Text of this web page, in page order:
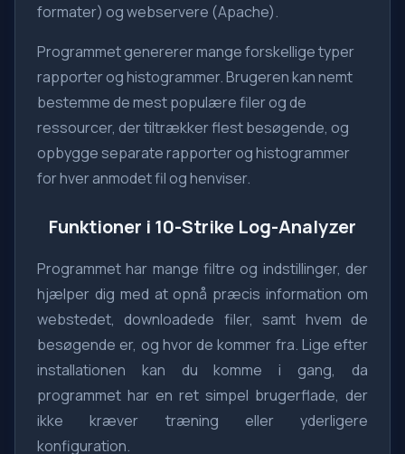
formater) og webservere (Apache).
Programmet genererer mange forskellige typer
rapporter og histogrammer. Brugeren kan nemt
bestemme de mest populære filer og de
ressourcer, der tiltrækker flest besøgende, og
opbygge separate rapporter og histogrammer
for hver anmodet fil og henviser.
Funktioner i 10-Strike Log-Analyzer
Programmet har mange filtre og indstillinger, der
hjælper dig med at opnå præcis information om
webstedet, downloadede filer, samt hvem de
besøgende er, og hvor de kommer fra. Lige efter
installationen kan du komme i gang, da
programmet har en ret simpel brugerflade, der
ikke kræver træning eller yderligere
konfiguration.